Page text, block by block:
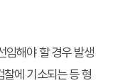
임해야 할 경우 발생
에 기소되는 등 형